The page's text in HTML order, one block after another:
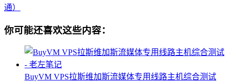
通）
你可能还喜欢这些内容：
BuyVM VPS拉斯维加斯流媒体专用线路主机综合测试